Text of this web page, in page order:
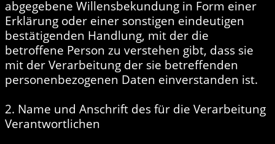
abgegebene Willensbekundung in Form einer
Erklärung oder einer sonstigen eindeutigen
bestätigenden Handlung, mit der die
betroffene Person zu verstehen gibt, dass sie
mit der Verarbeitung der sie betreffenden
personenbezogenen Daten einverstanden ist.
2. Name und Anschrift des für die Verarbeitung
Verantwortlichen